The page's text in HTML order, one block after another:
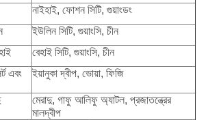
নাইহাই, ফোশন সিটি, গুয়াংডং
ইউলিন সিটি, গুয়াংসি, চীন
বেহাই সিটি, গুয়াংসি, চীন
এবং
ইয়ানুকা দ্বীপ, ভোয়া, ফিজি
মেরাদু, গাফু আলিফু অ্যাটল, প্রজাতন্ত্রের
মালদ্বীপ